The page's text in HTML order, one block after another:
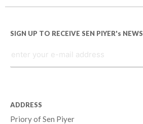
SIGN UP TO RECEIVE SEN PIYER's NEWS
ADDRESS
Priory of Sen Piyer